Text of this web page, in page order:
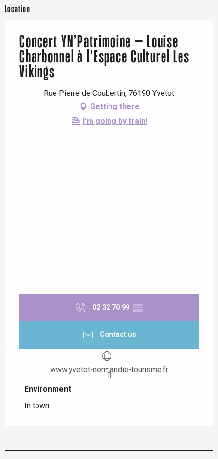
Location
Concert YN’Patrimoine – Louise
Charbonnel à l’Espace Culturel Les
Vikings
Rue Pierre de Coubertin, 76190 Yvetot
Getting there
I'm going by train!
02 32 70 99 ▒▒
Contact us
www.yvetot-normandie-tourisme.fr
Environment
Environment
In town